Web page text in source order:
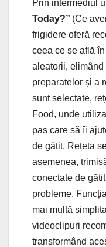
Prin intermediul
Today?” (Ce
frigidere oferă
ceea ce se află
aleatorii, elimând
preparatelor și a
sunt selectate,
Food, unde
pas care să îi
de gătit. Rețeta
asemenea,
conectate de
probleme. Funcția
mai multă
videoclipuri
transformând